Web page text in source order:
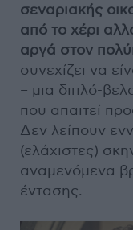
σεναριακής
από το χέρι
αργά στον
συνεχίζει να
– μια διπλό-
που απαιτεί
Δεν λείπουν
(ελάχιστες)
αναμενόμενα
έντασης.